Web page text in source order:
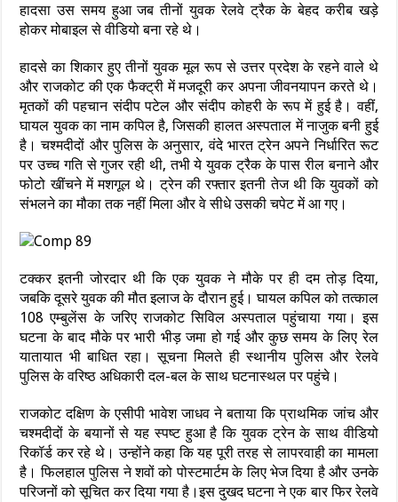
हादसा उस समय हुआ जब तीनों युवक रेलवे ट्रैक के बेहद करीब खड़े
होकर मोबाइल से वीडियो बना रहे थे।
हादसे का शिकार हुए तीनों युवक मूल रूप से उत्तर प्रदेश के रहने वाले थे
और राजकोट की एक फैक्ट्री में मजदूरी कर अपना जीवनयापन करते थे।
मृतकों की पहचान संदीप पटेल और संदीप कोहरी के रूप में हुई है। वहीं,
घायल युवक का नाम कपिल है, जिसकी हालत अस्पताल में नाजुक बनी हुई
है। चश्मदीदों और पुलिस के अनुसार, वंदे भारत ट्रेन अपने निर्धारित रूट
पर उच्च गति से गुजर रही थी, तभी ये युवक ट्रैक के पास रील बनाने और
फोटो खींचने में मशगूल थे। ट्रेन की रफ्तार इतनी तेज थी कि युवकों को
संभलने का मौका तक नहीं मिला और वे सीधे उसकी चपेट में आ गए।
टक्कर इतनी जोरदार थी कि एक युवक ने मौके पर ही दम तोड़ दिया,
जबकि दूसरे युवक की मौत इलाज के दौरान हुई। घायल कपिल को तत्काल
108 एम्बुलेंस के जरिए राजकोट सिविल अस्पताल पहुंचाया गया। इस
घटना के बाद मौके पर भारी भीड़ जमा हो गई और कुछ समय के लिए रेल
यातायात भी बाधित रहा। सूचना मिलते ही स्थानीय पुलिस और रेलवे
पुलिस के वरिष्ठ अधिकारी दल-बल के साथ घटनास्थल पर पहुंचे।
राजकोट दक्षिण के एसीपी भावेश जाधव ने बताया कि प्राथमिक जांच और
चश्मदीदों के बयानों से यह स्पष्ट हुआ है कि युवक ट्रेन के साथ वीडियो
रिकॉर्ड कर रहे थे। उन्होंने कहा कि यह पूरी तरह से लापरवाही का मामला
है। फिलहाल पुलिस ने शवों को पोस्टमार्टम के लिए भेज दिया है और उनके
परिजनों को सूचित कर दिया गया है।इस दुखद घटना ने एक बार फिर रेलवे